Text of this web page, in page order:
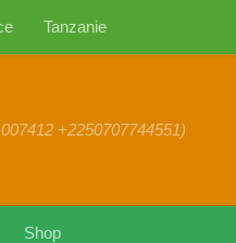
Tanzanie
+2250707744551)
Shop